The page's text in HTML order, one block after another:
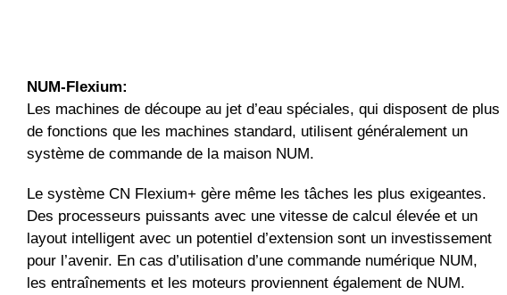
NUM-Flexium:
Les machines de découpe au jet d’eau spéciales, qui disposent de plus
de fonctions que les machines standard, utilisent généralement un
système de commande de la maison NUM.
Le système CN Flexium+ gère même les tâches les plus exigeantes.
Des processeurs puissants avec une vitesse de calcul élevée et un
layout intelligent avec un potentiel d’extension sont un investissement
pour l’avenir. En cas d’utilisation d’une commande numérique NUM,
les entraînements et les moteurs proviennent également de NUM.